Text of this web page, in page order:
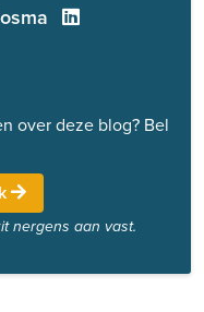
over deze blog? Bel
nergens aan vast.